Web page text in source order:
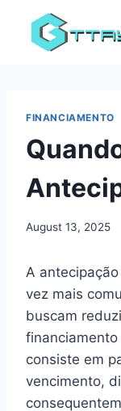
content
FINANCIAMENTO
August 13, 2025
A
vez mais
buscam
consiste em
vencimento,